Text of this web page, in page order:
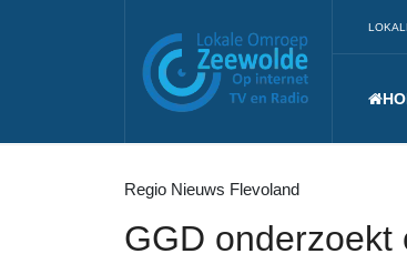
Regio Nieuws Flevoland
GGD onderzoekt